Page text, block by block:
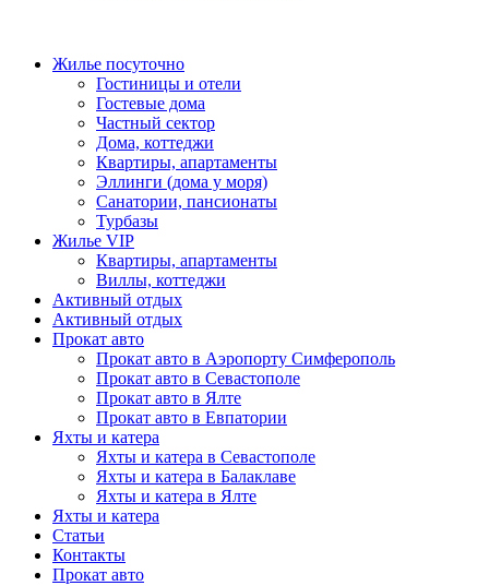
Жилье посуточно
Гостиницы и отели
Гостевые дома
Частный сектор
Дома, коттеджи
Квартиры, апартаменты
Эллинги (дома у моря)
Санатории, пансионаты
Турбазы
Жилье VIP
Квартиры, апартаменты
Виллы, коттеджи
Активный отдых
Активный отдых
Прокат авто
Прокат авто в Аэропорту Симферополь
Прокат авто в Севастополе
Прокат авто в Ялте
Прокат авто в Евпатории
Яхты и катера
Яхты и катера в Севастополе
Яхты и катера в Балаклаве
Яхты и катера в Ялте
Яхты и катера
Статьи
Контакты
Прокат авто